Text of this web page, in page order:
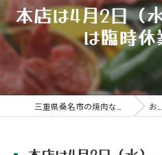
本店は4月2日（
は臨時休
お知らせ